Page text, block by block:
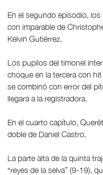
En el segundo episodio,
con imparable de
Kelvin Gutiérrez.
Los pupilos del timonel
choque en la tercera con
se combinó con error del
llegara a la registradora.
En el cuarto capítulo,
doble de Daniel Castro.
La parte alta de la quinta
“reyes de la selva” (9-19),